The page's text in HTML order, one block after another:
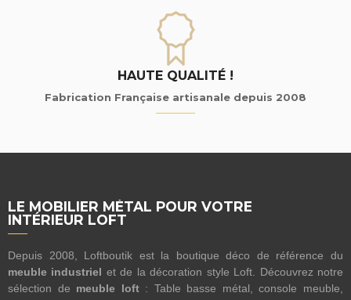
HAUTE QUALITÉ !
Fabrication Française artisanale depuis 2008
LE MOBILIER MÉTAL POUR VOTRE
INTÉRIEUR LOFT
Depuis 2008, Loftboutik est la boutique déco de référence du
meuble industriel et de la décoration style Loft. Découvrez notre
sélection de meuble loft: Table basse métal, console meuble,